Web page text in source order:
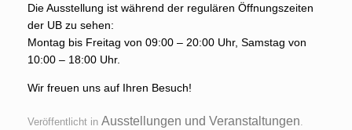
Die Ausstellung ist während der regulären Öffnungszeiten
der UB zu sehen:
Montag bis Freitag von 09:00 – 20:00 Uhr, Samstag von
10:00 – 18:00 Uhr.
Wir freuen uns auf Ihren Besuch!
Veröffentlicht in Ausstellungen und Veranstaltungen